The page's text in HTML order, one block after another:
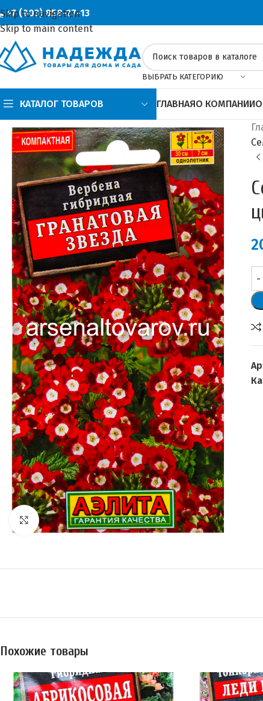
Skip to navigation
Skip to main content
+7 (903) 858-27-13
ВЫБРАТЬ КАТЕГОРИЮ
КАТАЛОГ ТОВАРОВ ГЛАВНАЯО КОМПАНИИ
Увеличить
Похожие товары